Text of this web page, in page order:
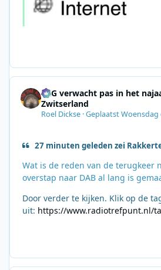
SRG verwacht pas in het
Zwitserland
Roel Dickse ·Geplaatst
27 minuten geleden zei
Wat is de reden van de terugkeer
overstap naar DAB al lang is
Door verder te kijken. Klik op de
uit: https://www.radiotrefpunt.nl/